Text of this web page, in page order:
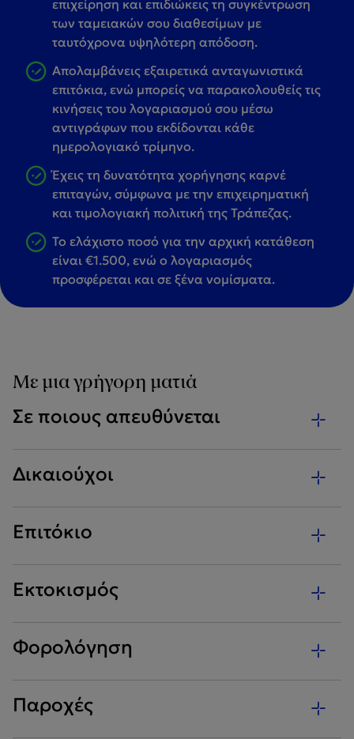
επιχείρηση και επιδιώκεις τη συγκέντρωση
των ταμειακών σου διαθεσίμων με
ταυτόχρονα υψηλότερη απόδοση.
Απολαμβάνεις εξαιρετικά ανταγωνιστικά
επιτόκια, ενώ μπορείς να παρακολουθείς τις
κινήσεις του λογαριασμού σου μέσω
αντιγράφων που εκδίδονται κάθε
ημερολογιακό τρίμηνο.
Έχεις τη δυνατότητα χορήγησης καρνέ
επιταγών, σύμφωνα με την επιχειρηματική
και τιμολογιακή πολιτική της Τράπεζας.
Το ελάχιστο ποσό για την αρχική κατάθεση
είναι €1.500, ενώ ο λογαριασμός
προσφέρεται και σε ξένα νομίσματα.
Με μια γρήγορη ματιά
Σε ποιους απευθύνεται
Δικαιούχοι
Επιτόκιο
Εκτοκισμός
Φορολόγηση
Παροχές